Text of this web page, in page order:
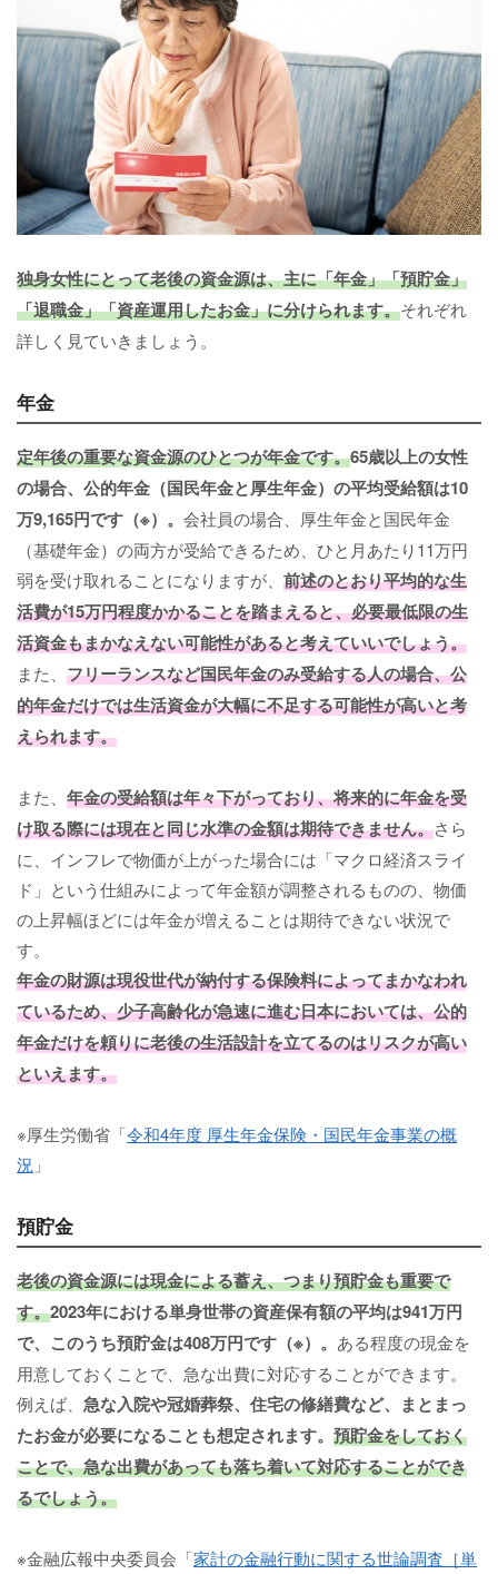
独身女性にとって老後の資金源は、主に「年金」「預貯金」
「退職金」「資産運用したお金」に分けられます。それぞれ
詳しく見ていきましょう。
年金
定年後の重要な資金源のひとつが年金です。65歳以上の女性
の場合、公的年金（国民年金と厚生年金）の平均受給額は10
万9,165円です（※）。 会社員の場合、厚生年金と国民年金
（基礎年金）の両方が受給できるため、ひと月あたり11万円
弱を受け取れることになりますが、 前述のとおり平均的な生
活費が15万円程度かかることを踏まえると、必要最低限の生
活資金もまかなえない可能性があると考えていいでしょう。
また、 フリーランスなど国民年金のみ受給する人の場合、公
的年金だけでは生活資金が大幅に不足する可能性が高いと考
えられます。
また、 年金の受給額は年々下がっており、将来的に年金を受
け取る際には現在と同じ水準の金額は期待できません。さら
に、インフレで物価が上がった場合には「マクロ経済スライ
ド」という仕組みによって年金額が調整されるものの、物価
の上昇幅ほどには年金が増えることは期待できない状況で
す。
年金の財源は現役世代が納付する保険料によってまかなわれ
ているため、少子高齢化が急速に進む日本においては、公的
年金だけを頼りに老後の生活設計を立てるのはリスクが高い
といえます。
※厚生労働省「令和4年度 厚生年金保険・国民年金事業の概
況 」
預貯金
老後の資金源には現金による蓄え、つまり預貯金も重要で
す。2023年における単身世帯の資産保有額の平均は941万円
で、このうち預貯金は408万円です（※）。 ある程度の現金を
用意しておくことで、急な出費に対応することができます。
例えば、 急な入院や冠婚葬祭、住宅の修繕費など、まとまっ
たお金が必要になることも想定されます。 預貯金をしておく
ことで、急な出費があっても落ち着いて対応することができ
るでしょう。
※金融広報中央委員会「家計の金融行動に関する世論調査［単